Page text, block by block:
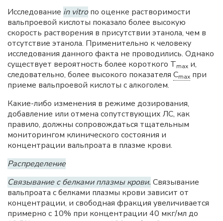
Исследование in vitroпо оценке растворимости
вальпроевой кислоты показало более высокую
скорость растворения в присутствии этанола, чем в
отсутствие этанола. Применительно к человеку
исследования данного факта не проводились. Однако
существует вероятность более короткого Tmax и,
следовательно, более высокого показателя Cmax при
приеме вальпроевой кислоты с алкоголем.
Какие-либо изменения в режиме дозирования,
добавление или отмена сопутствующих ЛС, как
правило, должны сопровождаться тщательным
мониторингом клинического состояния и
концентрации вальпроата в плазме крови.
Распределение
Связывание с белками плазмы крови. Связывание
вальпроата с белками плазмы крови зависит от
концентрации, и свободная фракция увеличивается
примерно с 10% при концентрации 40 мкг/мл до